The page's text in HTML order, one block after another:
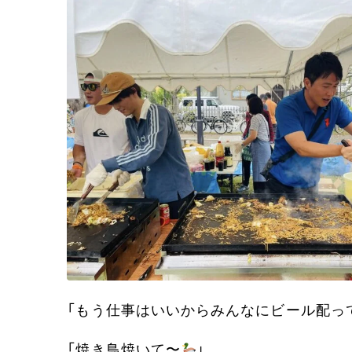
「もう仕事はいいからみんなにビール配っ